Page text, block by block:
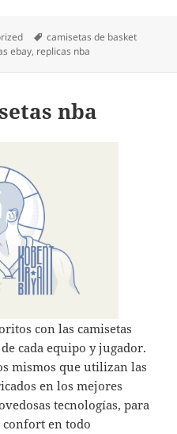
Etiquetas
camisetas de basket
ebay, replicas nba
nba
con las camisetas
cada equipo y jugador.
mismos que utilizan las
en los mejores
tecnologías, para
en todo